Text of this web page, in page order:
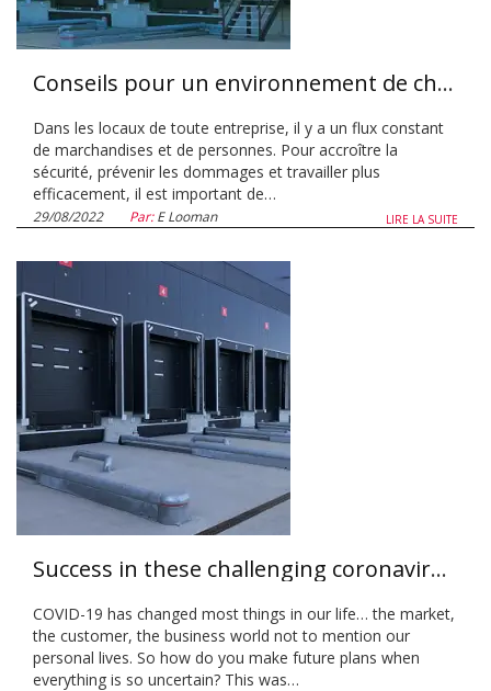
Conseils pour un environnement de chargement sécurisé
Dans les locaux de toute entreprise, il y a un flux constant
de marchandises et de personnes. Pour accroître la
sécurité, prévenir les dommages et travailler plus
efficacement, il est important de…
LIRE LA SUITE
29/08/2022 Par:E Looman
Success in these challenging coronavirus times - Loading Systems opts for a major transition
COVID-19 has changed most things in our life… the market,
the customer, the business world not to mention our
personal lives. So how do you make future plans when
everything is so uncertain? This was…